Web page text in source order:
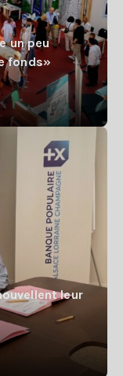
un peu
fonds»
leur